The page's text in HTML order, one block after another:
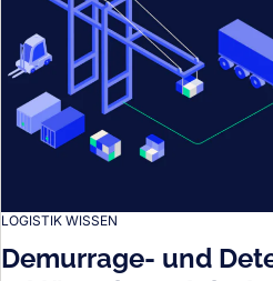
LOGISTIK WISSEN
Demurrage- und